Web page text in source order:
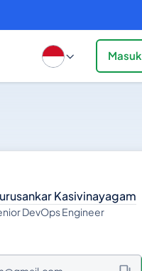
Masuk
Kasivinayagam
DevOps Engineer